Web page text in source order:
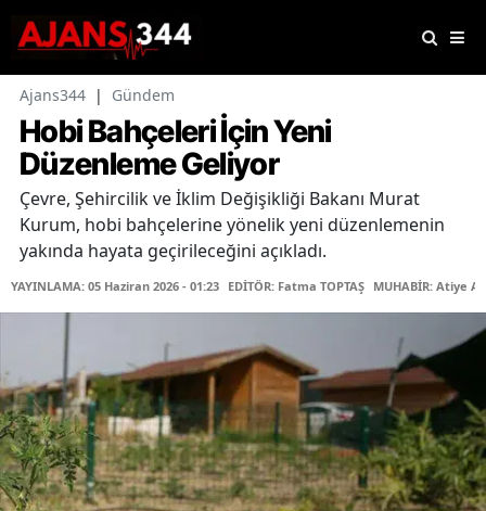
Ajans344 | Gündem
Hobi Bahçeleri İçin Yeni
Düzenleme Geliyor
Çevre, Şehircilik ve İklim Değişikliği Bakanı Murat
Kurum, hobi bahçelerine yönelik yeni düzenlemenin
yakında hayata geçirileceğini açıkladı.
YAYINLAMA: 05 Haziran 2026 - 01:23 EDİTÖR: Fatma TOPTAŞ MUHABİR: Atiye